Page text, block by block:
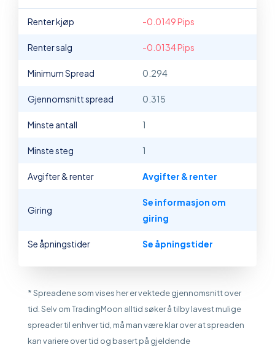
Renter kjøp -0.0149 Pips
Renter salg -0.0134 Pips
Minimum Spread 0.294
Gjennomsnitt spread 0.315
Minste antall 1
Minste steg 1
Avgifter & renter Avgifter & renter
Giring
Se informasjon om
giring
Se åpningstider Se åpningstider
* Spreadene som vises her er vektede gjennomsnitt over
tid. Selv om TradingMoon alltid søker å tilby lavest mulige
spreader til enhver tid, må man være klar over at spreaden
kan variere over tid og basert på gjeldende